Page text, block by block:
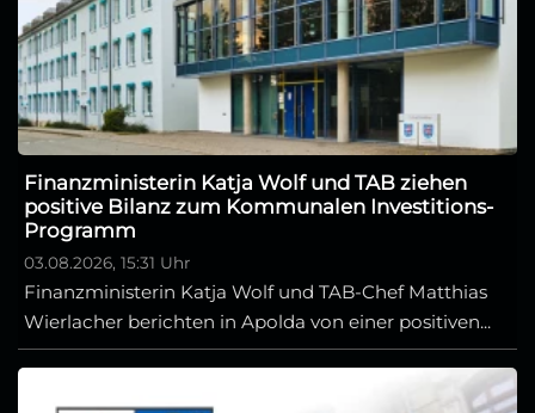
Finanzministerin Katja Wolf und TAB ziehen
positive Bilanz zum Kommunalen Investitions-
Programm
03.08.2026, 15:31 Uhr
Finanzministerin Katja Wolf und TAB-Chef Matthias
Wierlacher berichten in Apolda von einer positiven...